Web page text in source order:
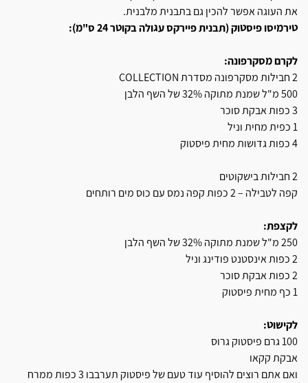
את העוגה אפשר להכין גם בתבנית מלבנית.
טירמיסו פיסטוק (תבנית פיירקס עגולה בקוטר 24 ס"מ):
לקרם מסקרפונה:
2 חבילות מסקרפונה מסדרת COLLECTION
500 מ"ל שמנת מתוקה 32% של השף הלבן
3 כפות אבקת סוכר
1 כפית מחית וניל
4 כפות גדושות מחית פיסטוק
2 חבילות בישקוטים
קפה לטבילה – 2 כפות קפה נמס עם כוס מים רותחים
לקצפת:
250 מ"ל שמנת מתוקה 32% של השף הלבן
2 כפות אינסטנט פודינג וניל
2 כפות אבקת סוכר
1 כף מחית פיסטוק
לקישוט:
100 גרם פיסטוק גרוס
אבקת קקאו
ואם אתם רוצים להוסיף עוד טעם של פיסטוק תערבבו 3 כפות ממרח